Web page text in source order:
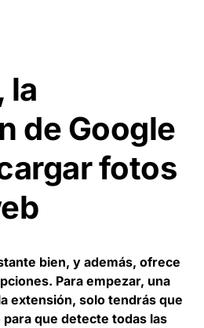
la
de Google
fotos
bien, y además, ofrece
Para empezar, una
extensión, solo tendrás que
que detecte todas las